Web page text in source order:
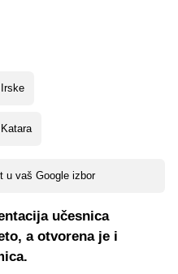
u vaš Google izbor
učesnica
a otvorena je i